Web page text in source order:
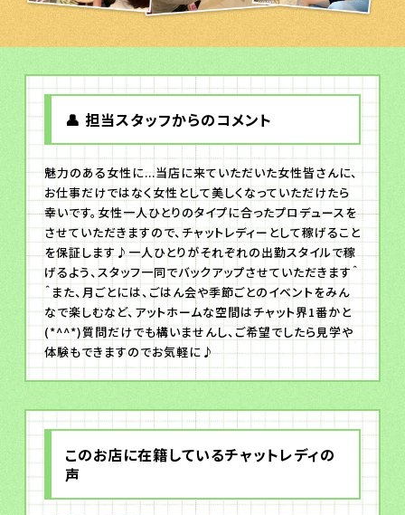
👤 担当スタッフからのコメント
魅力のある女性に...当店に来ていただいた女性皆さんに、
お仕事だけではなく女性として美しくなっていただけたら
幸いです。女性一人ひとりのタイプに合ったプロデュースを
させていただきますので、チャットレディーとして稼げること
を保証します♪一人ひとりがそれぞれの出勤スタイルで稼
げるよう、スタッフ一同でバックアップさせていただきます＾
＾また、月ごとには、ごはん会や季節ごとのイベントをみん
なで楽しむなど、アットホームな空間はチャット界1番かと
(*^^*)質問だけでも構いませんし、ご希望でしたら見学や
体験もできますのでお気軽に♪
このお店に在籍しているチャットレディの
声